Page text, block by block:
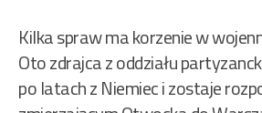
Kilka spraw ma korzenie w
Oto zdrajca z oddziału
po latach z Niemiec i zostaje